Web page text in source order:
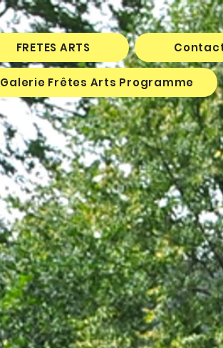
FRETES ARTS
Galerie Frêtes Arts Programme